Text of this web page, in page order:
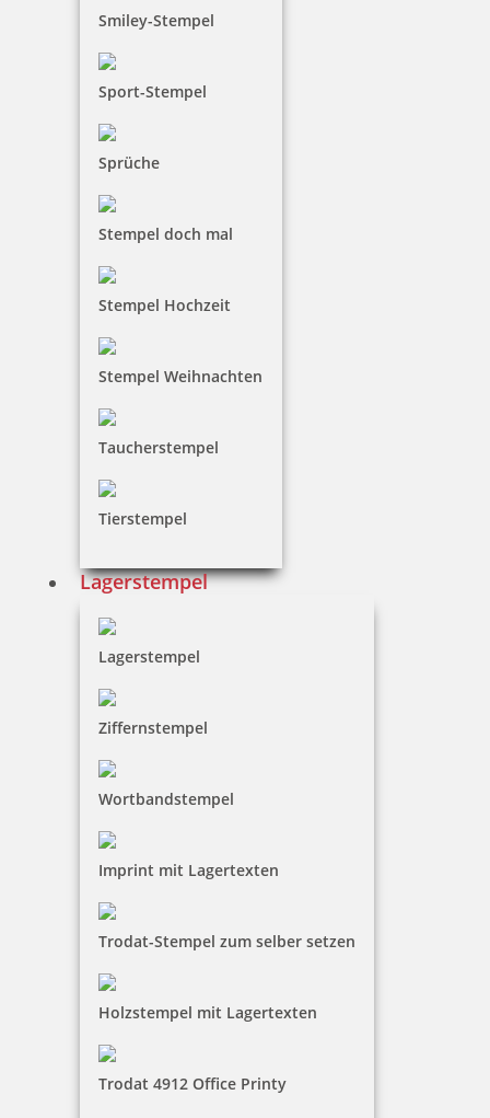
Smiley-Stempel
Sport-Stempel
Sprüche
Stempel doch mal
Stempel Hochzeit
Stempel Weihnachten
Taucherstempel
Tierstempel
Lagerstempel
Lagerstempel
Ziffernstempel
Wortbandstempel
Imprint mit Lagertexten
Trodat-Stempel zum selber setzen
Holzstempel mit Lagertexten
Trodat 4912 Office Printy
10,85 €
Jetzt gestalten
Osterstempel 18 Holz Liebe Grüße vom Osterhasen
Jetzt gestalten
Osterstempel 19 Holz Frohe Ostern mit Hasenohren